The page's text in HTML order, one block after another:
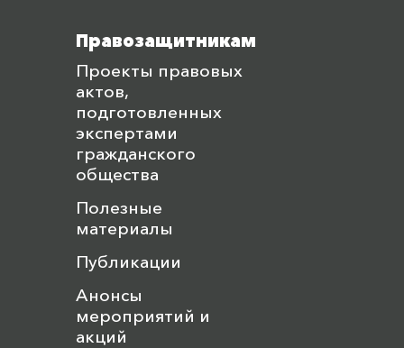
Правозащитникам
Проекты правовых
актов,
подготовленных
экспертами
гражданского
общества
Полезные
материалы
Публикации
Анонсы
мероприятий и
акций